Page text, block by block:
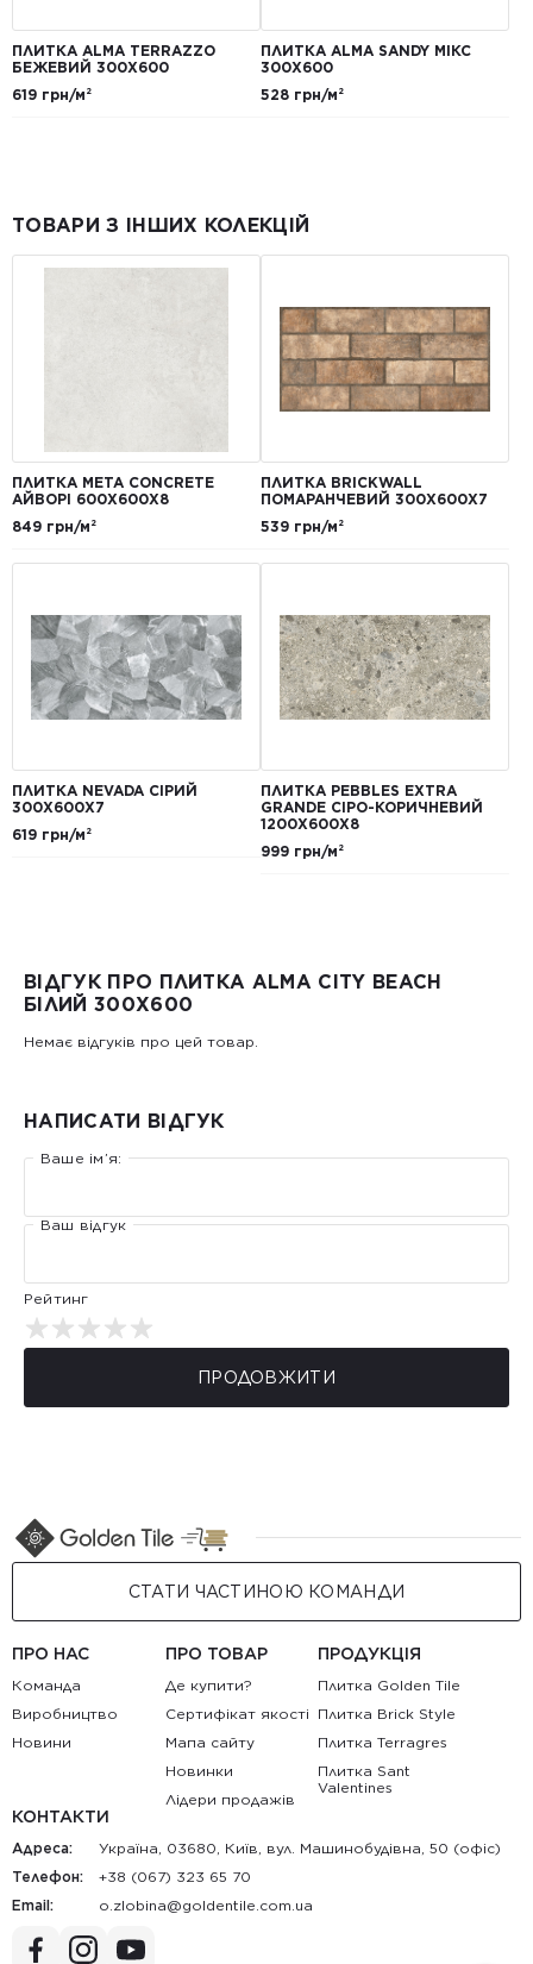
ПЛИТКА ALMA TERRAZZO
БЕЖЕВИЙ 300X600
619 грн/м²
ПЛИТКА ALMA SANDY МІКС
300X600
528 грн/м²
ТОВАРИ З ІНШИХ КОЛЕКЦІЙ
ПЛИТКА META CONCRETE
АЙВОРІ 600Х600Х8
849 грн/м²
ПЛИТКА BRICKWALL
ПОМАРАНЧЕВИЙ 300Х600Х7
539 грн/м²
ПЛИТКА NEVADA СІРИЙ
300Х600Х7
619 грн/м²
ПЛИТКА PEBBLES EXTRA
GRANDE СІРО-КОРИЧНЕВИЙ
1200Х600Х8
999 грн/м²
ВІДГУК ПРО ПЛИТКА ALMA CITY BEACH
БІЛИЙ 300X600
Немає відгуків про цей товар.
НАПИСАТИ ВІДГУК
Ваше ім’я:
Ваш відгук
Рейтинг
ПРОДОВЖИТИ
СТАТИ ЧАСТИНОЮ КОМАНДИ
ПРО НАС
Команда
Виробництво
Новини
ПРО ТОВАР
Де купити?
Сертифікат якості
Мапа сайту
Новинки
Лідери продажів
ПРОДУКЦІЯ
Плитка Golden Tile
Плитка Brick Style
Плитка Terragres
Плитка Sant
Valentines
КОНТАКТИ
Адреса:
Україна, 03680, Київ, вул. Машинобудівна, 50 (офіс)
Телефон:
+38 (067) 323 65 70
Email:
au.moc.elitnedlog@anibolz.o